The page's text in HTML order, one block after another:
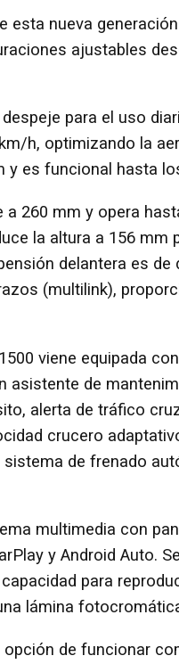
esta nueva
ajustables
para el uso
h, optimizando la
y es funcional hasta
a 260 mm y opera
la altura a 156
delantera es
(multilink),
viene equipada
asistente de
alerta de tráfico
crucero
de frenado
multimedia con
y Android Auto.
para
lámina
de funcionar